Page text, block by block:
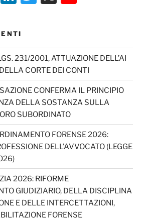
k
e
dI
n
er
T
u
b
e
C
h
a
n
n
el
231/2001, ATTUAZIONE DELL’AI
CORTE DEI CONTI
CONFERMA IL PRINCIPIO
DELLA SOSTANZA SULLA
SUBORDINATO
FORENSE 2026:
DELL’AVVOCATO (LEGGE
2026: RIFORME
GIUDIZIARIO, DELLA DISCIPLINA
E DELLE INTERCETTAZIONI,
FORENSE